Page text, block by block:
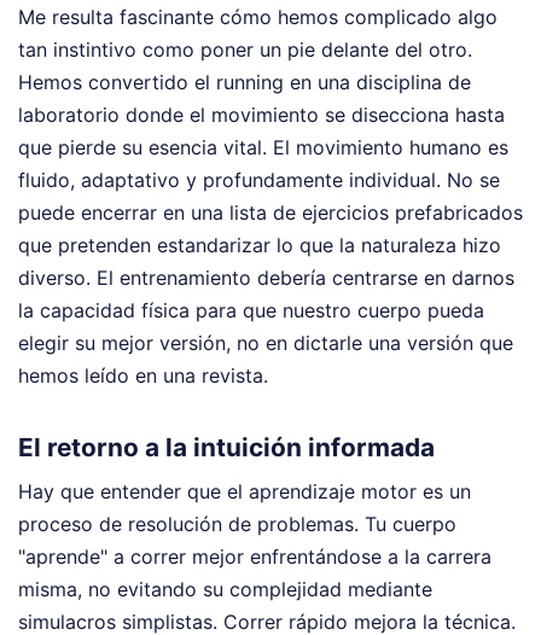
Me resulta fascinante cómo hemos complicado algo
tan instintivo como poner un pie delante del otro.
Hemos convertido el running en una disciplina de
laboratorio donde el movimiento se disecciona hasta
que pierde su esencia vital. El movimiento humano es
fluido, adaptativo y profundamente individual. No se
puede encerrar en una lista de ejercicios prefabricados
que pretenden estandarizar lo que la naturaleza hizo
diverso. El entrenamiento debería centrarse en darnos
la capacidad física para que nuestro cuerpo pueda
elegir su mejor versión, no en dictarle una versión que
hemos leído en una revista.
El retorno a la intuición informada
Hay que entender que el aprendizaje motor es un
proceso de resolución de problemas. Tu cuerpo
"aprende" a correr mejor enfrentándose a la carrera
misma, no evitando su complejidad mediante
simulacros simplistas. Correr rápido mejora la técnica.